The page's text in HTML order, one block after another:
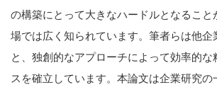
の構築にとって大きなハードルとなること
場では広く知られています。筆者らは他企
と、独創的なアプローチによって効率的な
スを確立しています。本論文は企業研究の